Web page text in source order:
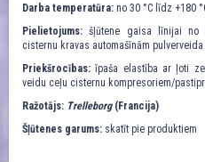
Darba temperatūra: no 30 °C līdz +180
Pielietojums:šļūtene gaisa līnijai no
cisternu kravas automašīnām
Priekšrocības:īpaša elastība ar ļoti
veidu ceļu cisternu kompresoriem/
Ražotājs: Trelleborg(Francija)
Šļūtenes garums: skatīt pie produktiem